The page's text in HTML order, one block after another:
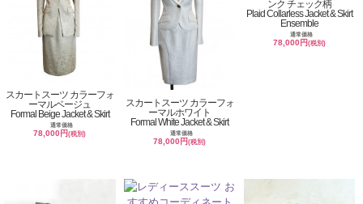
スカートスーツ カラーフォ
ーマルベージュ
Formal Beige Jacket & Skirt
通常価格
78,000円(税別)
スカートスーツ カラーフォ
ーマルホワイト
Formal White Jacket & Skirt
通常価格
78,000円(税別)
ンク チェック柄
Plaid Collarless Jacket & Skirt
Ensemble
通常価格
78,000円(税別)